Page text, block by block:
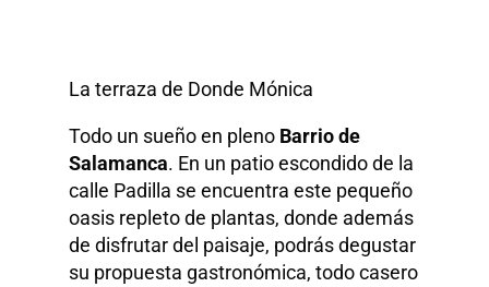
La terraza de Donde Mónica
Todo un sueño en pleno Barrio de
Salamanca. En un patio escondido de la
calle Padilla se encuentra este pequeño
oasis repleto de plantas, donde además
de disfrutar del paisaje, podrás degustar
su propuesta gastronómica, todo casero